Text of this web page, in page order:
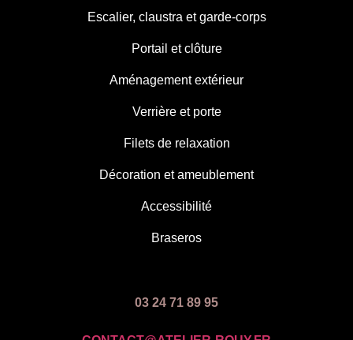
Escalier, claustra et garde-corps
Portail et clôture
Aménagement extérieur
Verrière et porte
Filets de relaxation
Décoration et ameublement
Accessibilité
Braseros
03 24 71 89 95